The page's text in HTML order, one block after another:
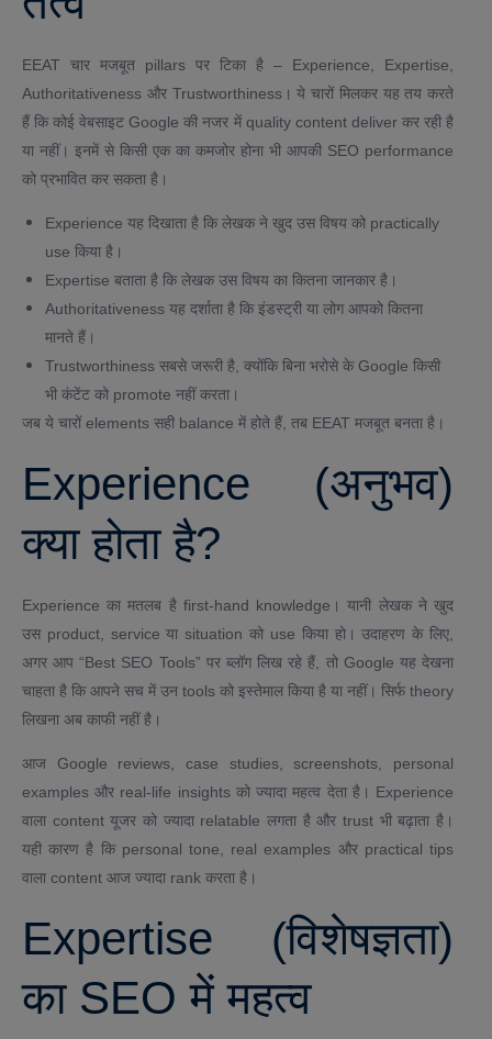
EEAT चार मजबूत pillars पर टिका है – Experience, Expertise,
Authoritativeness और Trustworthiness। ये चारों मिलकर यह तय करते
हैं कि कोई वेबसाइट Google की नजर में quality content deliver कर रही है
या नहीं। इनमें से किसी एक का कमजोर होना भी आपकी SEO performance
को प्रभावित कर सकता है।
Experience यह दिखाता है कि लेखक ने खुद उस विषय को practically
use किया है।
Expertise बताता है कि लेखक उस विषय का कितना जानकार है।
Authoritativeness यह दर्शाता है कि इंडस्ट्री या लोग आपको कितना
मानते हैं।
Trustworthiness सबसे जरूरी है, क्योंकि बिना भरोसे के Google किसी
भी कंटेंट को promote नहीं करता।
जब ये चारों elements सही balance में होते हैं, तब EEAT मजबूत बनता है।
Experience (अनुभव)
क्या होता है?
Experience का मतलब है first-hand knowledge। यानी लेखक ने खुद
उस product, service या situation को use किया हो। उदाहरण के लिए,
अगर आप “Best SEO Tools” पर ब्लॉग लिख रहे हैं, तो Google यह देखना
चाहता है कि आपने सच में उन tools को इस्तेमाल किया है या नहीं। सिर्फ theory
लिखना अब काफी नहीं है।
आज Google reviews, case studies, screenshots, personal
examples और real-life insights को ज्यादा महत्व देता है। Experience
वाला content यूजर को ज्यादा relatable लगता है और trust भी बढ़ाता है।
यही कारण है कि personal tone, real examples और practical tips
वाला content आज ज्यादा rank करता है।
Expertise (विशेषज्ञता)
का SEO में महत्व